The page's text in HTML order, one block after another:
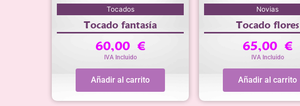
Tocados
Tocado fantasía
60,00 €
IVA Incluido
Añadir al carrito
Novias
Tocado flores
65,00 €
IVA Incluido
Añadir al carrito